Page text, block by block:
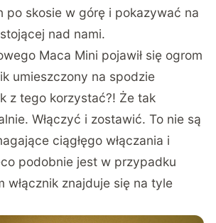
po skosie w górę i pokazywać na
nad nami.
Maca Mini pojawił się ogrom
umieszczony na spodzie
z tego korzystać?! Że tak
Włączyć i zostawić. To nie są
ciągłęgo włączania i
podobnie jest w przypadku
włącznik znajduje się na tyle